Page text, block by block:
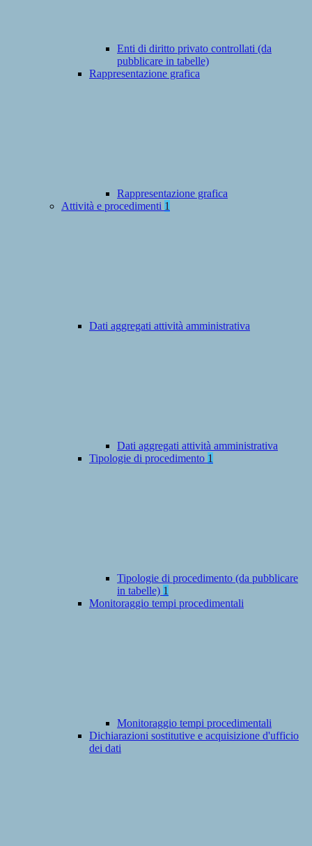
Enti di diritto privato controllati (da
pubblicare in tabelle)
Rappresentazione grafica
Rappresentazione grafica
Attività e procedimenti 1
Dati aggregati attività amministrativa
Dati aggregati attività amministrativa
Tipologie di procedimento 1
Tipologie di procedimento (da pubblicare
in tabelle) 1
Monitoraggio tempi procedimentali
Monitoraggio tempi procedimentali
Dichiarazioni sostitutive e acquisizione d'ufficio
dei dati